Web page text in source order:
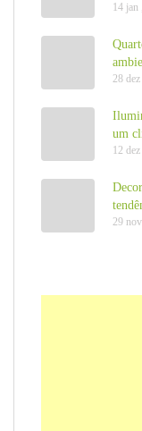
14 jan
28
um
12
29